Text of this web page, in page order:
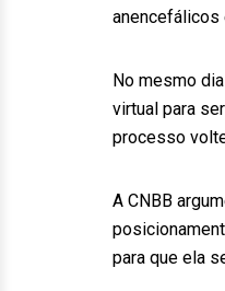
anencefálicos
No mesmo
virtual para
processo
A CNBB
para que ela